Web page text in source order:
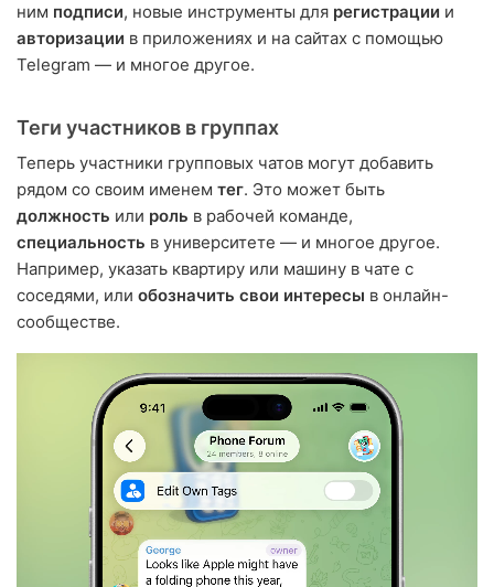
ним подписи, новые инструменты для регистрации и
авторизации в приложениях и на сайтах с помощью
Telegram — и многое другое.
Теги участников в группах
Теперь участники групповых чатов могут добавить
рядом со своим именем тег. Это может быть
должность или роль в рабочей команде,
специальность в университете — и многое другое.
Например, указать квартиру или машину в чате с
соседями, или обозначить свои интересы в онлайн-
сообществе.